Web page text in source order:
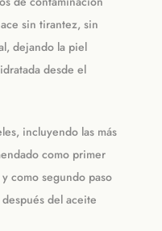
sin tirantez, sin
dejando la piel
desde el
incluyendo las más
como primer
como segundo paso
del aceite